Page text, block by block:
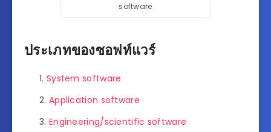
software
ประเภทของซอฟท์แวร์
System software
Application software
Engineering/scientific software